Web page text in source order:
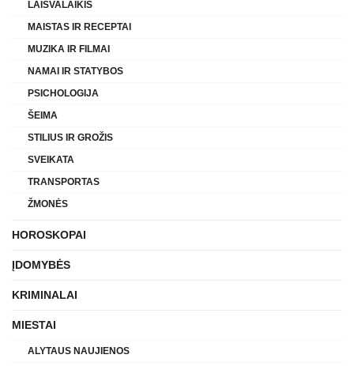
LAISVALAIKIS
MAISTAS IR RECEPTAI
MUZIKA IR FILMAI
NAMAI IR STATYBOS
PSICHOLOGIJA
ŠEIMA
STILIUS IR GROŽIS
SVEIKATA
TRANSPORTAS
ŽMONĖS
HOROSKOPAI
ĮDOMYBĖS
KRIMINALAI
MIESTAI
ALYTAUS NAUJIENOS